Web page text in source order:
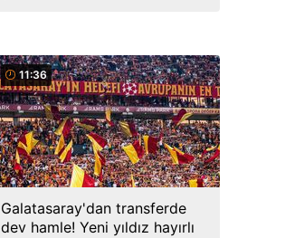
11:36
Galatasaray'dan transferde
dev hamle! Yeni yıldız hayırlı